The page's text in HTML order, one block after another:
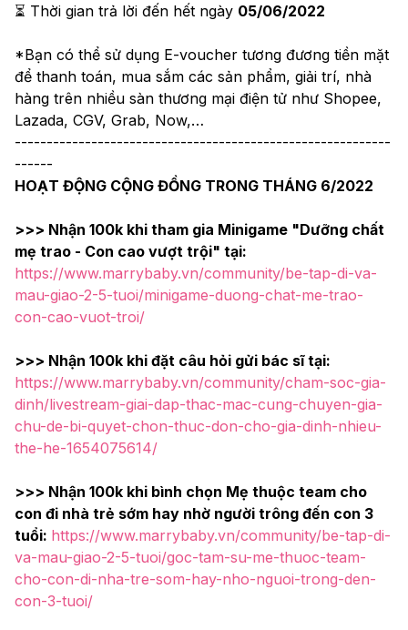
⏳ Thời gian trả lời đến hết ngày 05/06/2022
*Bạn có thể sử dụng E-voucher tương đương tiền mặt
để thanh toán, mua sắm các sản phẩm, giải trí, nhà
hàng trên nhiều sàn thương mại điện tử như Shopee,
Lazada, CGV, Grab, Now,…
﻿-----------------------------------------------------------
------
HOẠT ĐỘNG CỘNG ĐỒNG TRONG THÁNG 6/2022
>>> Nhận 100k khi tham gia Minigame "Dưỡng chất
https://www.marrybaby.vn/community/be-tap-di-va-
mau-giao-2-5-tuoi/minigame-duong-chat-me-trao-
con-cao-vuot-troi/
>>> Nhận 100k khi đặt câu hỏi gửi bác sĩ tại:
https://www.marrybaby.vn/community/cham-soc-gia-
dinh/livestream-giai-dap-thac-mac-cung-chuyen-gia-
chu-de-bi-quyet-chon-thuc-don-cho-gia-dinh-nhieu-
the-he-1654075614/
>>> ﻿Nhận 100k khi bình chọn Mẹ thuộc team cho
con đi nhà trẻ sớm hay nhờ người trông đến con 3
tuổi: https://www.marrybaby.vn/community/be-tap-di-
va-mau-giao-2-5-tuoi/goc-tam-su-me-thuoc-team-
cho-con-di-nha-tre-som-hay-nho-nguoi-trong-den-
con-3-tuoi/